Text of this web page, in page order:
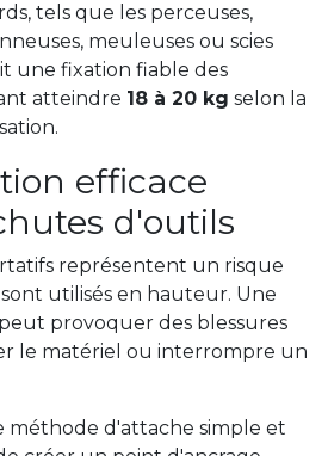
tels que les perceuses,
meuleuses ou scies
une fixation fiable des
atteindre 18 à 20 kg selon la
efficace
d'outils
représentent un risque
utilisés en hauteur. Une
provoquer des blessures
le matériel ou interrompre un
méthode d'attache simple et